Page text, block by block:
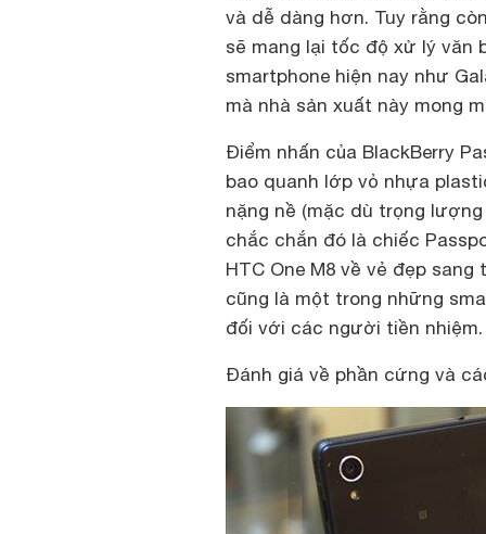
và dễ dàng hơn. Tuy rằng
sẽ mang lại tốc độ xử lý văn
smartphone hiện nay như
mà nhà sản xuất này mong
Điểm nhấn của BlackBerry
bao quanh lớp vỏ nhựa
nặng nề (mặc dù trọng
chắc chắn đó là chiếc
HTC One M8 về vẻ đẹp
cũng là một trong những
đối với các người tiền nhiệm.
Đánh giá về phần cứng và